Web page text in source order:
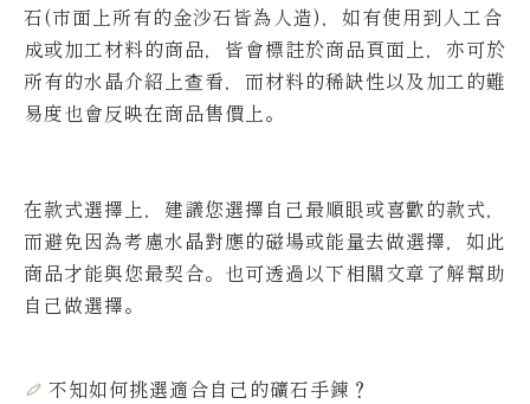
石(市面上所有的金沙石皆為人造)，如有使用到人工合
成或加工材料的商品，皆會標註於商品頁面上，亦可於
所有的水晶介紹上查看，而材料的稀缺性以及加工的難
易度也會反映在商品售價上。
在款式選擇上，建議您選擇自己最順眼或喜歡的款式，
而避免因為考慮水晶對應的磁場或能量去做選擇，如此
商品才能與您最契合。也可透過以下相關文章了解幫助
自己做選擇。
不知如何挑選適合自己的礦石手鍊 ？